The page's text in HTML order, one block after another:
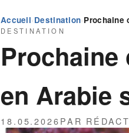
Accueil›Destination›Prochaine
DESTINATION
Prochaine
en Arabie
18.05.2026PAR